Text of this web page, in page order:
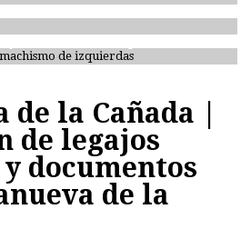
la Cañada |
de legajos
documentos
de la